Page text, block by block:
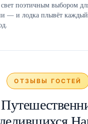
поэтичным выбором
— и лодка плывёт
ОТЗЫВЫ ГОСТЕЙ